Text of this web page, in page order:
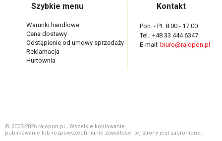
Szybkie menu
Warunki handlowe
Cena dostawy
Odstąpienie od umowy sprzedaży
Reklamacja
Hurtownia
Kontakt
Pon. - Pt. 8:00 - 17:00
Tel.: +48 33 444 6347
E-mail: biuro@rajopon.pl
© 2003-2026 rajopon.pl , Wszelkie kopiowanie ,
publikowanie lub rozpowszechnianie zawartości tej strony jest zabronione.